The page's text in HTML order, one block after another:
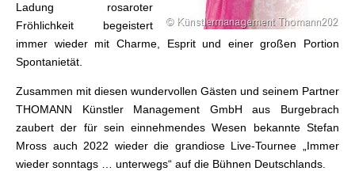
Ladung rosaroter
Fröhlichkeit begeistert
immer wieder mit Charme, Esprit und einer großen Portion
Spontanietät.
Zusammen mit diesen wundervollen Gästen und seinem Partner
THOMANN Künstler Management GmbH aus Burgebrach
zaubert der für sein einnehmendes Wesen bekannte Stefan
Mross auch 2022 wieder die grandiose Live-Tournee „Immer
wieder sonntags … unterwegs“ auf die Bühnen Deutschlands.